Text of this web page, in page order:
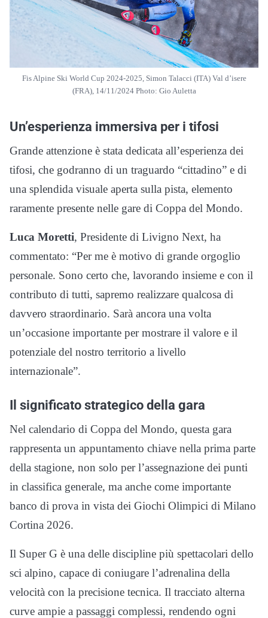
Fis Alpine Ski World Cup 2024-2025, Simon Talacci (ITA) Val d’isere
(FRA), 14/11/2024 Photo: Gio Auletta
Un’esperienza immersiva per i tifosi
Grande attenzione è stata dedicata all’esperienza dei
tifosi, che godranno di un traguardo “cittadino” e di
una splendida visuale aperta sulla pista, elemento
raramente presente nelle gare di Coppa del Mondo.
Luca Moretti, Presidente di Livigno Next, ha
commentato: “Per me è motivo di grande orgoglio
personale. Sono certo che, lavorando insieme e con il
contributo di tutti, sapremo realizzare qualcosa di
davvero straordinario. Sarà ancora una volta
un’occasione importante per mostrare il valore e il
potenziale del nostro territorio a livello
internazionale”.
Il significato strategico della gara
Nel calendario di Coppa del Mondo, questa gara
rappresenta un appuntamento chiave nella prima parte
della stagione, non solo per l’assegnazione dei punti
in classifica generale, ma anche come importante
banco di prova in vista dei Giochi Olimpici di Milano
Cortina 2026.
Il Super G è una delle discipline più spettacolari dello
sci alpino, capace di coniugare l’adrenalina della
velocità con la precisione tecnica. Il tracciato alterna
curve ampie a passaggi complessi, rendendo ogni